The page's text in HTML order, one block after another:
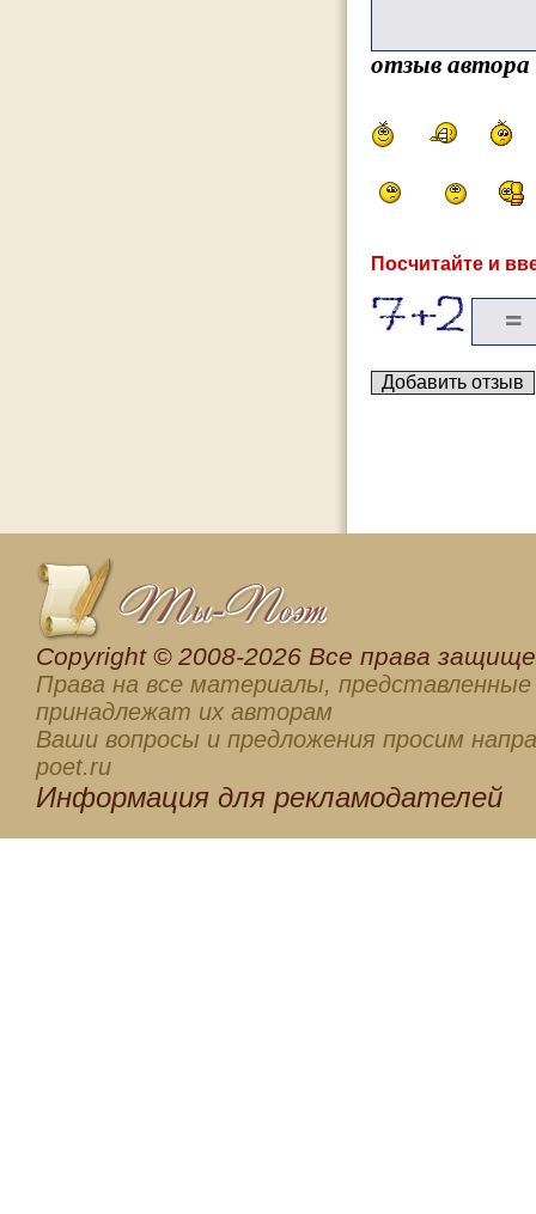
отзыв
Посчитайте и
Сopyright © 2008-2026 Все права
Права на все материалы, представленные
принадлежат их авторам
Ваши вопросы и предложения просим
poet.ru
Информация для рекламодателей